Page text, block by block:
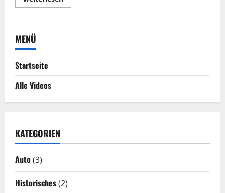
Sie
MENÜ
Startseite
Alle Videos
KATEGORIEN
Auto(3)
Historisches(2)